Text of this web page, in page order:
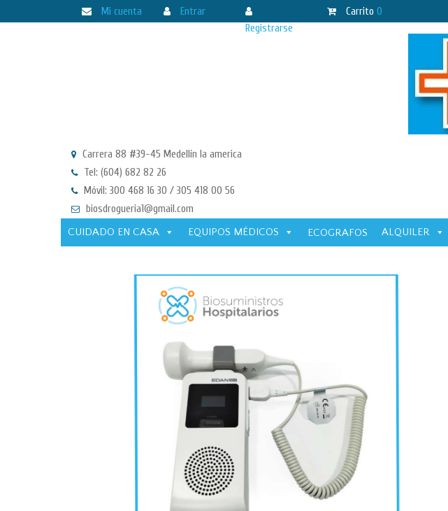
Mi cuenta
Entrar
Registrarse
Carrito 0
Carrera 88 #39-45 Medellín la america
Tel: (604) 682 82 26
Móvil: 300 468 16 30 / 305 418 00 56
biosdrogueria1@gmail.com
CUIDADO EN CASA
EQUIPOS MÉDICOS ECOGRAFOS ALQUILER